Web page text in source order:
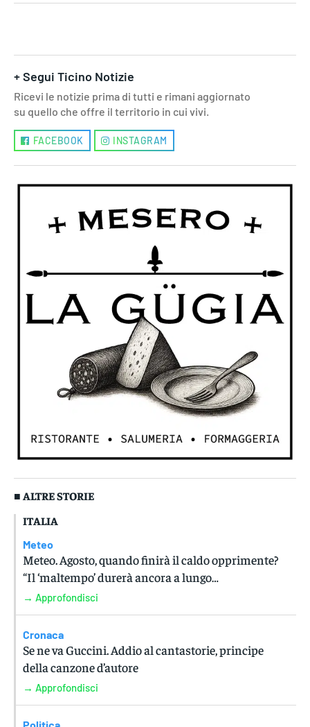
+ Segui Ticino Notizie
Ricevi le notizie prima di tutti e rimani aggiornato
su quello che offre il territorio in cui vivi.
FACEBOOK INSTAGRAM
■ ALTRE STORIE
ITALIA
Meteo
Meteo. Agosto, quando finirà il caldo opprimente?
“Il ‘maltempo’ durerà ancora a lungo…
→ Approfondisci
Cronaca
Se ne va Guccini. Addio al cantastorie, principe
della canzone d’autore
→ Approfondisci